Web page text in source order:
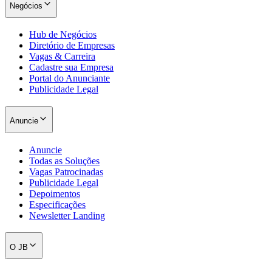
Negócios
Hub de Negócios
Diretório de Empresas
Vagas & Carreira
Cadastre sua Empresa
Portal do Anunciante
Publicidade Legal
Anuncie
Anuncie
Todas as Soluções
Vagas Patrocinadas
Publicidade Legal
Depoimentos
Especificações
Newsletter Landing
O JB